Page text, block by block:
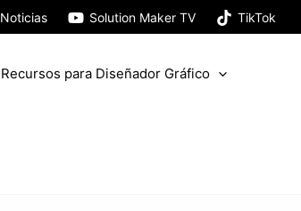
Noticias Solution Maker TV TikTok
Recursos para Diseñador Gráfico